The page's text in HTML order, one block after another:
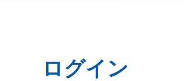
ログイン